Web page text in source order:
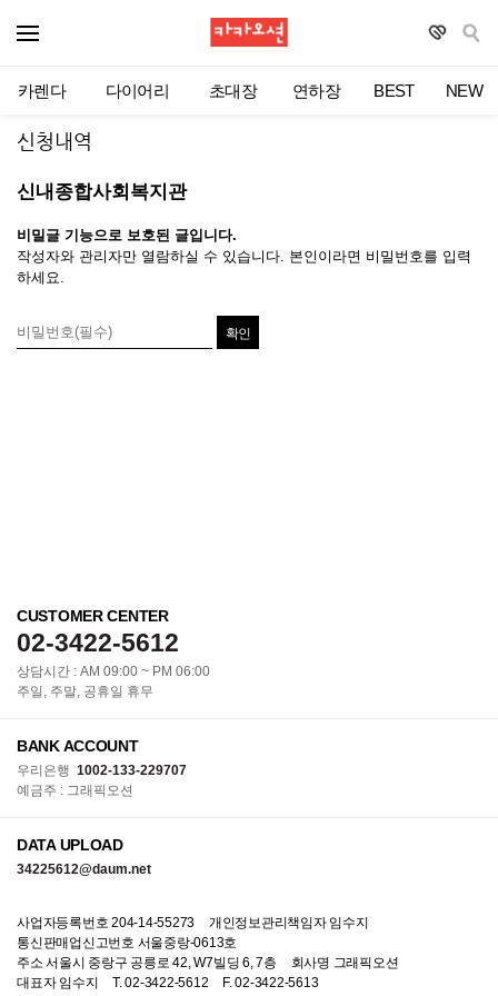
카렌다 다이어리 초대장 연하장 BEST NEW
신청내역
신내종합사회복지관
비밀글 기능으로 보호된 글입니다.
작성자와 관리자만 열람하실 수 있습니다. 본인이라면 비밀번호를 입력
하세요.
CUSTOMER CENTER
02-3422-5612
상담시간 : AM 09:00 ~ PM 06:00
주일, 주말, 공휴일 휴무
BANK ACCOUNT
우리은행 1002-133-229707
예금주 : 그래픽오션
DATA UPLOAD
34225612@daum.net
사업자등록번호 204-14-55273
개인정보관리책임자 임수지
통신판매업신고번호 서울중랑-0613호
주소 서울시 중랑구 공릉로 42, W7빌딩 6, 7층
회사명 그래픽오션
대표자 임수지
T. 02-3422-5612
F. 02-3422-5613